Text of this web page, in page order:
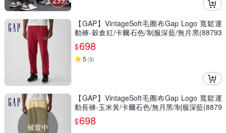
【GAP】VintageSoft毛圈布Gap Logo 寬鬆運
動褲-穀倉紅/卡爾石色/制服深藍/無月黑(88793
3)
$698
5 (3)
補貨中
【GAP】VintageSoft毛圈布Gap Logo 寬鬆運
動長褲-玉米黃/卡爾石色/無月黑/制服深藍(8879
25)
$698